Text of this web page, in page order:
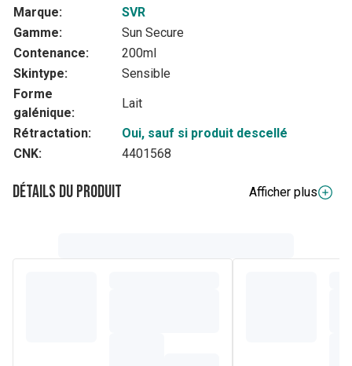
Marque:
SVR
Gamme:
Sun Secure
Contenance:
200ml
Skintype:
Sensible
Forme
galénique:
Lait
Rétractation:
Oui, sauf si produit descellé
CNK:
4401568
Détails du produit
Afficher plus
convient à toute la famille !